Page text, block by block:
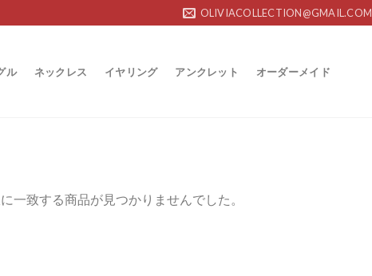
OLIVIACOLLECTION@GMAIL.COM
ル ネックレス イヤリング アンクレット オーダーメイド
一致する商品が見つかりませんでした。